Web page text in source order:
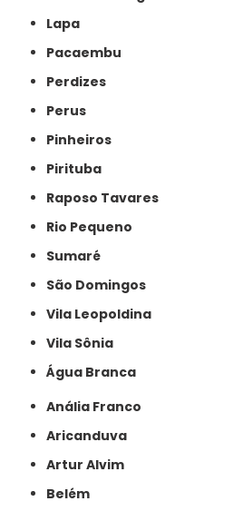
Lapa
Pacaembu
Perdizes
Perus
Pinheiros
Pirituba
Raposo Tavares
Rio Pequeno
Sumaré
São Domingos
Vila Leopoldina
Vila Sônia
Água Branca
Anália Franco
Aricanduva
Artur Alvim
Belém